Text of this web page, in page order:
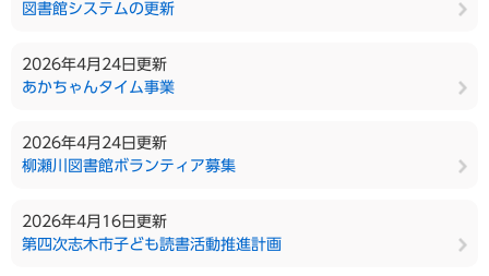
図書館システムの更新
2026年4月24日更新
あかちゃんタイム事業
2026年4月24日更新
柳瀬川図書館ボランティア募集
2026年4月16日更新
第四次志木市子ども読書活動推進計画